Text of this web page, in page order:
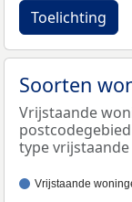
Toelichting
Soorten
Vrijstaande
type
Vrijstaande